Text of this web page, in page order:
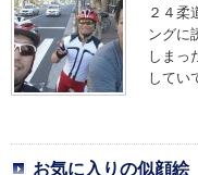
２４柔
ングに
しまっ
してい
お気に入りの似顔絵